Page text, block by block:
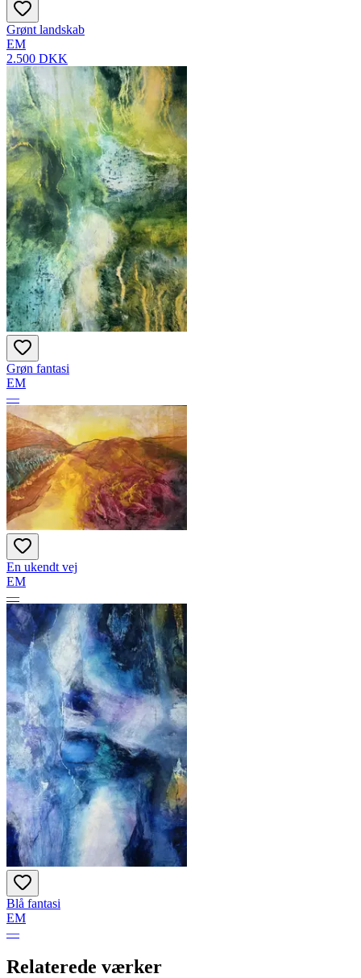
Grønt landskab
EM
2.500 DKK
Grøn fantasi
EM
—
En ukendt vej
EM
—
Blå fantasi
EM
—
Relaterede værker